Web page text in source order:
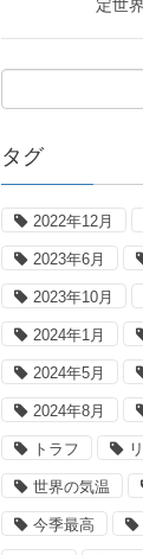
定世
タグ
2022年12月
2023年6月
2023年10月
2024年1月
2024年5月
2024年8月
トラフ
世界の気温
今季最高